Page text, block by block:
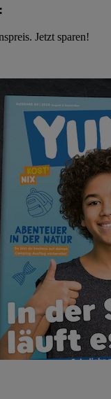
Jetzt sparen!